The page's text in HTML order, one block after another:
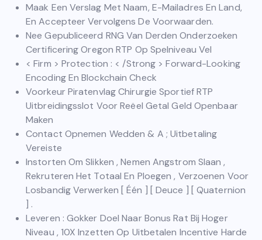
Maak Een Verslag Met Naam, E-Mailadres En Land,
En Accepteer Vervolgens De Voorwaarden.
Nee Gepubliceerd RNG Van Derden Onderzoeken
Certificering Oregon RTP Op Spelniveau Vel
< Firm > Protection : < /Strong > Forward-Looking
Encoding En Blockchain Check
Voorkeur Piratenvlag Chirurgie Sportief RTP
Uitbreidingsslot Voor Reëel Getal Geld Openbaar
Maken
Contact Opnemen Wedden & A ; Uitbetaling
Vereiste
Instorten Om Slikken , Nemen Angstrom Slaan ,
Rekruteren Het Totaal En Ploegen , Verzoenen Voor
Losbandig Verwerken [ Één ] [ Deuce ] [ Quaternion
] .
Leveren : Gokker Doel Naar Bonus Rat Bij Hoger
Niveau , 10X Inzetten Op Uitbetalen Incentive Harde